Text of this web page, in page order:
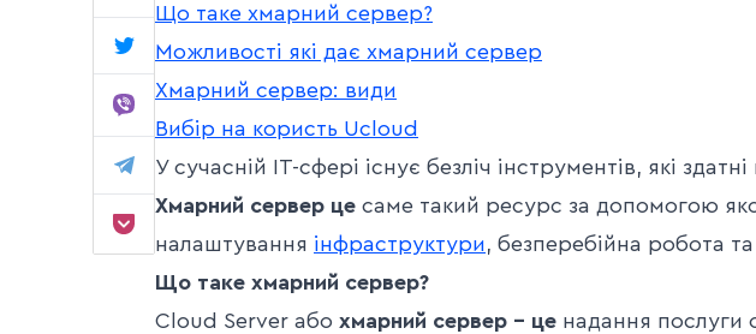
Що таке хмарний сервер?
Можливості які дає хмарний сервер
Хмарний сервер: види
Вибір на користь Ucloud
У сучасній IT-сфері існує безліч інструментів, які
Хмарний сервер це саме такий ресурс за допомогою
налаштування інфраструктури, безперебійна робота
Що таке хмарний сервер?
Cloud Server або хмарний сервер – це надання послуги